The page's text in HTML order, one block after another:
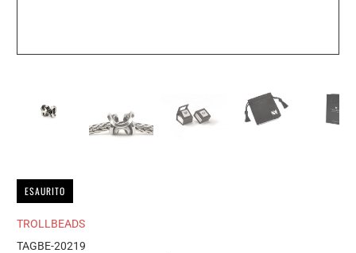
ESAURITO
TROLLBEADS
TAGBE-20219